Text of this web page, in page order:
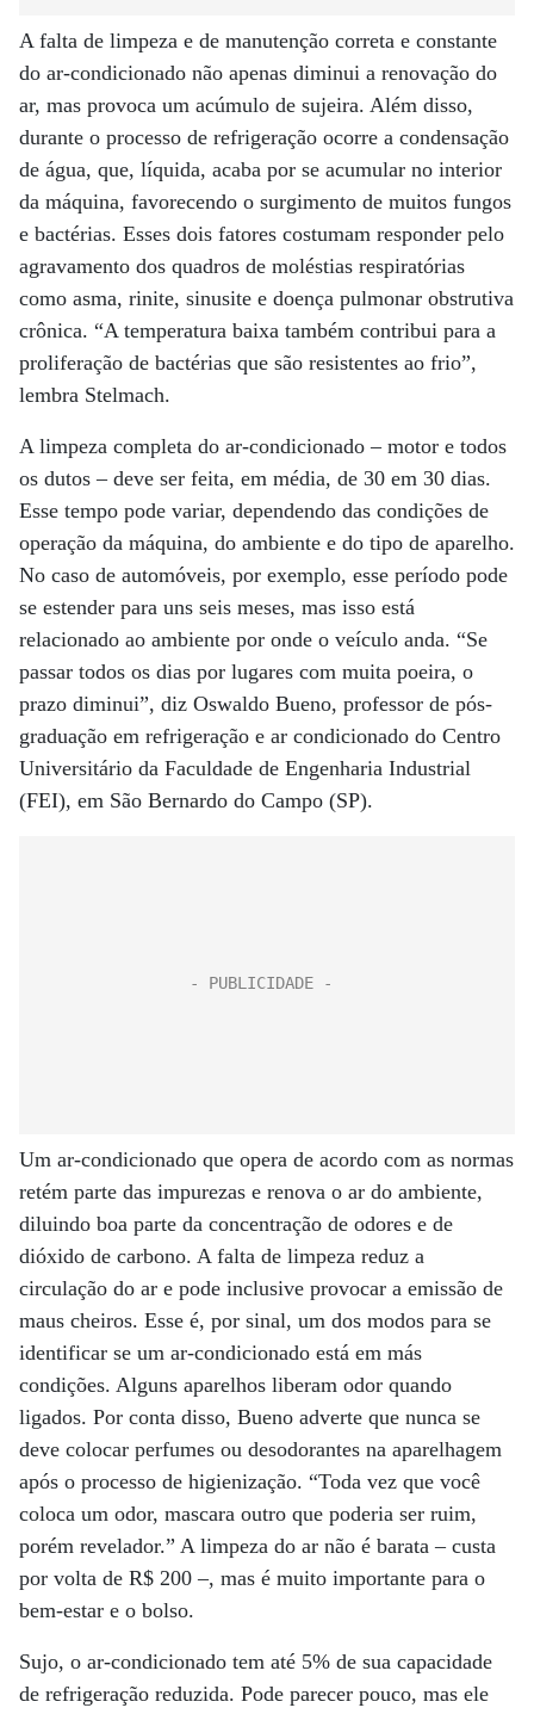
A falta de limpeza e de manutenção correta e constante
do ar-condicionado não apenas diminui a renovação do
ar, mas provoca um acúmulo de sujeira. Além disso,
durante o processo de refrigeração ocorre a condensação
de água, que, líquida, acaba por se acumular no interior
da máquina, favorecendo o surgimento de muitos fungos
e bactérias. Esses dois fatores costumam responder pelo
agravamento dos quadros de moléstias respiratórias
como asma, rinite, sinusite e doença pulmonar obstrutiva
crônica. “A temperatura baixa também contribui para a
proliferação de bactérias que são resistentes ao frio”,
lembra Stelmach.
A limpeza completa do ar-condicionado – motor e todos
os dutos – deve ser feita, em média, de 30 em 30 dias.
Esse tempo pode variar, dependendo das condições de
operação da máquina, do ambiente e do tipo de aparelho.
No caso de automóveis, por exemplo, esse período pode
se estender para uns seis meses, mas isso está
relacionado ao ambiente por onde o veículo anda. “Se
passar todos os dias por lugares com muita poeira, o
prazo diminui”, diz Oswaldo Bueno, professor de pós-
graduação em refrigeração e ar condicionado do Centro
Universitário da Faculdade de Engenharia Industrial
(FEI), em São Bernardo do Campo (SP).
Um ar-condicionado que opera de acordo com as normas
retém parte das impurezas e renova o ar do ambiente,
diluindo boa parte da concentração de odores e de
dióxido de carbono. A falta de limpeza reduz a
circulação do ar e pode inclusive provocar a emissão de
maus cheiros. Esse é, por sinal, um dos modos para se
identificar se um ar-condicionado está em más
condições. Alguns aparelhos liberam odor quando
ligados. Por conta disso, Bueno adverte que nunca se
deve colocar perfumes ou desodorantes na aparelhagem
após o processo de higienização. “Toda vez que você
coloca um odor, mascara outro que poderia ser ruim,
porém revelador.” A limpeza do ar não é barata – custa
por volta de R$ 200 –, mas é muito importante para o
bem-estar e o bolso.
Sujo, o ar-condicionado tem até 5% de sua capacidade
de refrigeração reduzida. Pode parecer pouco, mas ele